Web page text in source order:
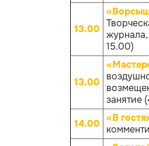
13.00
15.00)
13.00
занятие
14.00 «В